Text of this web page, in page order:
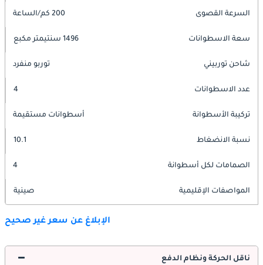
السرعة القصوى 200 كم/الساعة
سعة الاسطوانات 1496 سنتيمتر مكبع
شاحن توربيني توربو منفرد
عدد الاسطوانات 4
تركيبة الأسطوانة أسطوانات مستقيمة
نسبة الانضغاط 10.1
الصمامات لكل أسطوانة 4
المواصفات الإقليمية صينية
الإبلاغ عن سعر غير صحيح
ناقل الحركة ونظام الدفع